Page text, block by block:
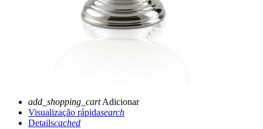
add_shopping_cartAdicionar
Visualização rápidasearch
Detailscached